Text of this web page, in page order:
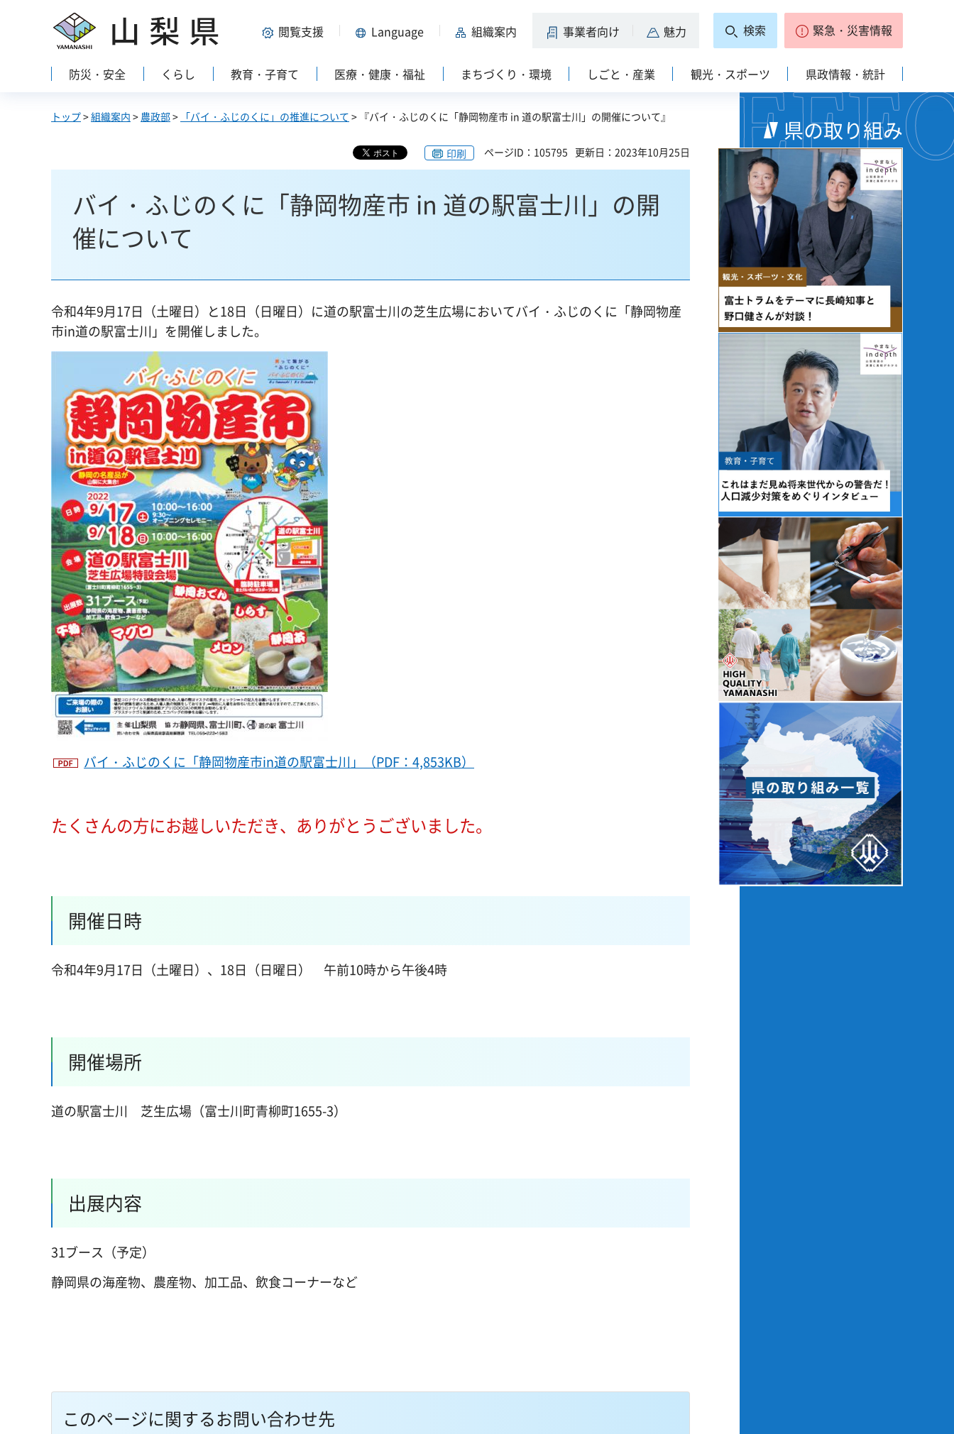
山梨県 閲覧支援 Language 組織案内 事業者向け 魅力 検索 緊急・災害情報
防災・安全 くらし 教育・子育て 医療・健康・福祉 まちづくり・環境 しごと・産業 観光・スポーツ 県政情報・統計
トップ>組織案内 > 農政部> 「バイ・ふじのくに」の推進について > 『バイ・ふじのくに「静岡物産市 in 道の駅富士川」の開催について』
印刷 ページID：105795 更新日：2023年10月25日
バイ・ふじのくに「静岡物産市 in 道の駅富士川」の開
催について
令和4年9月17日（土曜日）と18日（日曜日）に道の駅富士川の芝生広場においてバイ・ふじのくに「静岡物産
市in道の駅富士川」を開催しました。
バイ・ふじのくに「静岡物産市in道の駅富士川」（PDF：4,853KB）
たくさんの方にお越しいただき、ありがとうございました。
開催日時
令和4年9月17日（土曜日）、18日（日曜日） 午前10時から午後4時
開催場所
道の駅富士川 芝生広場（富士川町青柳町1655-3）
出展内容
31ブース（予定）
静岡県の海産物、農産物、加工品、飲食コーナーなど
このページに関するお問い合わせ先
県の取り組み